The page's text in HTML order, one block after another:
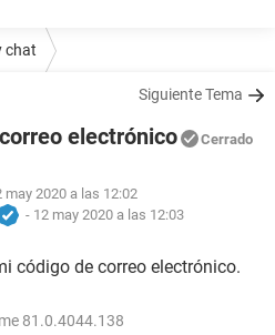
chat
Siguiente Tema
electrónico Cerrado
2020 a las 12:02
- 12 may 2020 a las 12:03
código de correo electrónico.
81.0.4044.138